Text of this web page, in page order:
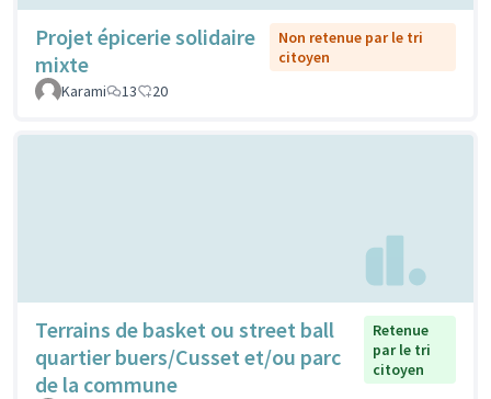
Projet épicerie solidaire
mixte
Non retenue par le tri
citoyen
Karami
13 20
Terrains de basket ou street ball
quartier buers/Cusset et/ou parc
de la commune
Retenue
par le tri
citoyen